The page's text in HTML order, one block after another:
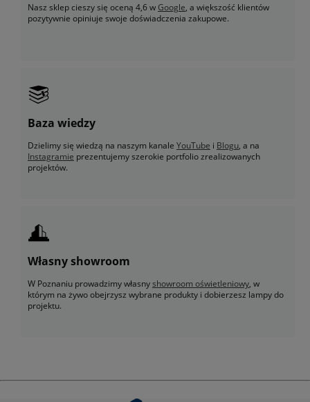
Nasz sklep cieszy się oceną 4,6 wGoogle, a większość klientów
pozytywnie opiniuje swoje doświadczenia zakupowe.
Baza wiedzy
Dzielimy się wiedzą na naszym kanale YouTube i Blogu, a na
Instagramie prezentujemy szerokie portfolio zrealizowanych
projektów.
Własny showroom
W Poznaniu prowadzimy własnyshowroom oświetleniowy, w
którym na żywo obejrzysz wybrane produkty i dobierzesz lampy do
projektu.